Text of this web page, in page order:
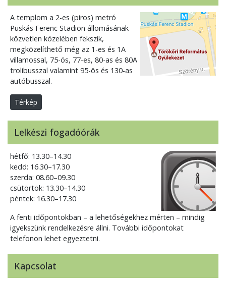
A templom a 2-es (piros) metró
Puskás Ferenc Stadion állomásának
közvetlen közelében fekszik,
megközelíthető még az 1-es és 1A
villamossal, 75-ös, 77-es, 80-as és 80A
trolibusszal valamint 95-ös és 130-as
autóbusszal.
Térkép
Lelkészi fogadóórák
hétfő: 13.30–14.30
kedd: 16.30–17.30
szerda: 08.60–09.30
csütörtök: 13.30–14.30
péntek: 16.30–17.30
A fenti időpontokban – a lehetőségekhez mérten – mindig
igyekszünk rendelkezésre állni. További időpontokat
telefonon lehet egyeztetni.
Kapcsolat